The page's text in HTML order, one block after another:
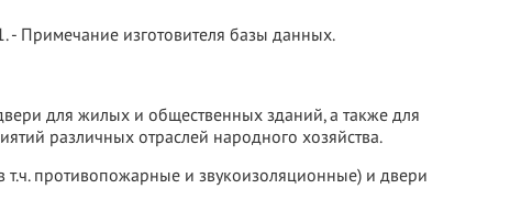
Примечание изготовителя базы данных.
для жилых и общественных зданий, а также для
различных отраслей народного хозяйства.
т.ч. противопожарные и звукоизоляционные) и двери